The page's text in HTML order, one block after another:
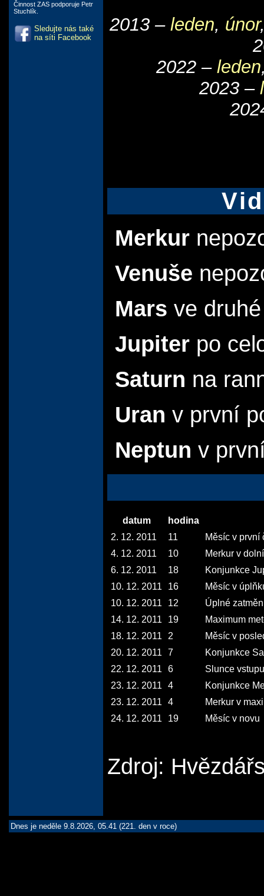
Činnost ZAS podporuje Petr
Stuchlík.
Sledujte nás také
na síti Facebook
2013 – leden, únor
2022 – leden
2023 –
Merkur
Venuše
Mars ve
Jupiter po
Saturn na
Uran v první
Neptun v
datum
hodina
2. 12. 2011
11
Měsíc v první
4. 12. 2011
10
Merkur v
6. 12. 2011
18
Konjunkce
10. 12. 2011
16
Měsíc v
10. 12. 2011
12
Úplné
14. 12. 2011
19
Maximum
18. 12. 2011
2
Měsíc v
20. 12. 2011
7
Konjunkce
22. 12. 2011
6
Slunce
23. 12. 2011
4
Konjunkce
23. 12. 2011
4
Merkur v
24. 12. 2011
19 Měsíc v novu
Zdroj:
Dnes je neděle 9.8.2026, 05.41 (221. den v roce)